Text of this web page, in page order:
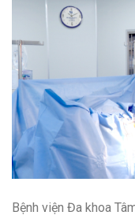
Bệnh viện Đa khoa